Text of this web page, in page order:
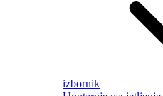
izbornik